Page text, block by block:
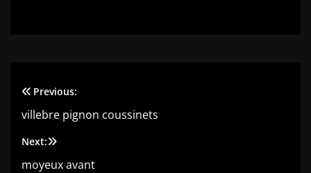
Navigation
de
l’article
Previous:
villebre pignon coussinets
Next:
moyeux avant